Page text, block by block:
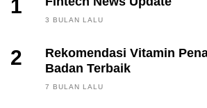
1
3 BULAN LALU
2
Rekomendasi Vitamin
Badan Terbaik
7 BULAN LALU